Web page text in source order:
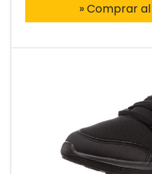
» Comprar al